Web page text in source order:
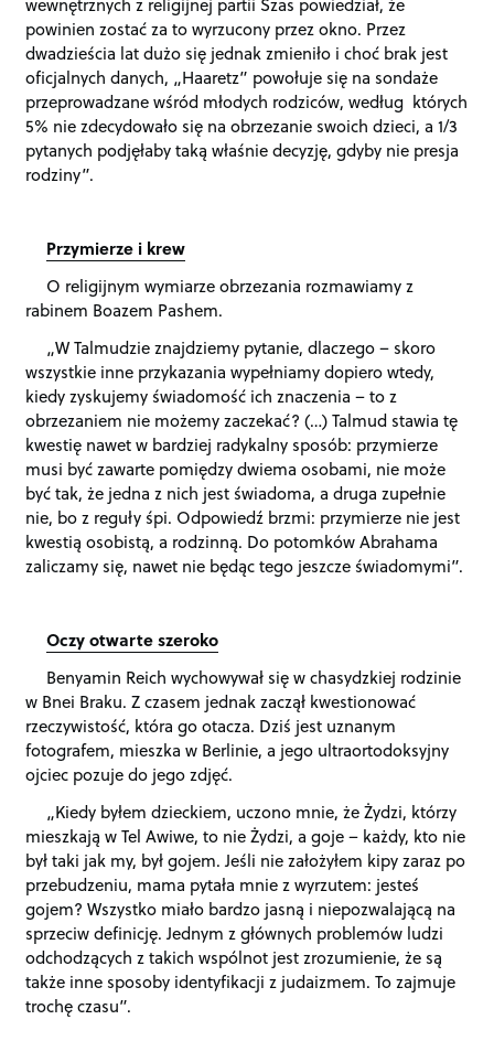
powinien zostać za to wyrzucony przez okno. Przez
dwadzieścia lat dużo się jednak zmieniło i choć brak jest
oficjalnych danych, „Haaretz” powołuje się na sondaże
przeprowadzane wśród młodych rodziców, według których
5% nie zdecydowało się na obrzezanie swoich dzieci, a 1/3
pytanych podjęłaby taką właśnie decyzję, gdyby nie presja
rodziny”.
Przymierze i krew
O religijnym wymiarze obrzezania rozmawiamy z
rabinem Boazem Pashem.
„W Talmudzie znajdziemy pytanie, dlaczego – skoro
wszystkie inne przykazania wypełniamy dopiero wtedy,
kiedy zyskujemy świadomość ich znaczenia – to z
obrzezaniem nie możemy zaczekać? (…) Talmud stawia tę
kwestię nawet w bardziej radykalny sposób: przymierze
musi być zawarte pomiędzy dwiema osobami, nie może
być tak, że jedna z nich jest świadoma, a druga zupełnie
nie, bo z reguły śpi. Odpowiedź brzmi: przymierze nie jest
kwestią osobistą, a rodzinną. Do potomków Abrahama
zaliczamy się, nawet nie będąc tego jeszcze świadomymi”.
Oczy otwarte szeroko
Benyamin Reich wychowywał się w chasydzkiej rodzinie
w Bnei Braku. Z czasem jednak zaczął kwestionować
rzeczywistość, która go otacza. Dziś jest uznanym
fotografem, mieszka w Berlinie, a jego ultraortodoksyjny
ojciec pozuje do jego zdjęć.
„Kiedy byłem dzieckiem, uczono mnie, że Żydzi, którzy
mieszkają w Tel Awiwe, to nie Żydzi, a goje – każdy, kto nie
był taki jak my, był gojem. Jeśli nie założyłem kipy zaraz po
przebudzeniu, mama pytała mnie z wyrzutem: jesteś
gojem? Wszystko miało bardzo jasną i niepozwalającą na
sprzeciw definicję. Jednym z głównych problemów ludzi
odchodzących z takich wspólnot jest zrozumienie, że są
także inne sposoby identyfikacji z judaizmem. To zajmuje
trochę czasu”.